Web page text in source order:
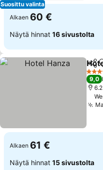
Suosittu valinta
Alkaen 60 €
Näytä hinnat 16 sivustolta
Jaa
4
9,0
Alkaen 61 €
Näytä hinnat 15 sivustolta